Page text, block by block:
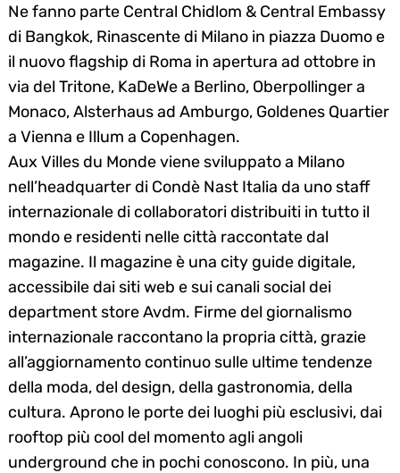
Ne fanno parte Central Chidlom & Central Embassy
di Bangkok, Rinascente di Milano in piazza Duomo e
il nuovo flagship di Roma in apertura ad ottobre in
via del Tritone, KaDeWe a Berlino, Oberpollinger a
Monaco, Alsterhaus ad Amburgo, Goldenes Quartier
a Vienna e Illum a Copenhagen.
Aux Villes du Monde viene sviluppato a Milano
nell’headquarter di Condè Nast Italia da uno staff
internazionale di collaboratori distribuiti in tutto il
mondo e residenti nelle città raccontate dal
magazine. Il magazine è una city guide digitale,
accessibile dai siti web e sui canali social dei
department store Avdm. Firme del giornalismo
internazionale raccontano la propria città, grazie
all’aggiornamento continuo sulle ultime tendenze
della moda, del design, della gastronomia, della
cultura. Aprono le porte dei luoghi più esclusivi, dai
rooftop più cool del momento agli angoli
underground che in pochi conoscono. In più, una